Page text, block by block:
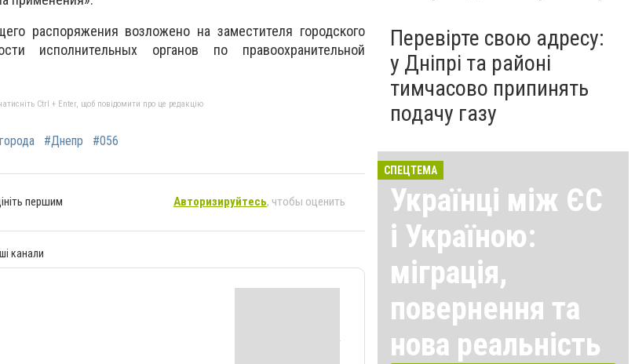
распоряжения возложено на заместителя городского
исполнительных органов по правоохранительной
Ctrl + Enter, щоб повідомити про це редакцію
#Днепр #056
першим Авторизируйтесь, чтобы оценить
канали
Перевірте свою адресу:
у Дніпрі та районі
тимчасово припинять
подачу газу
СПЕЦТЕМА
Українці між ЄС
і Україною:
міграція,
повернення та
нова реальність